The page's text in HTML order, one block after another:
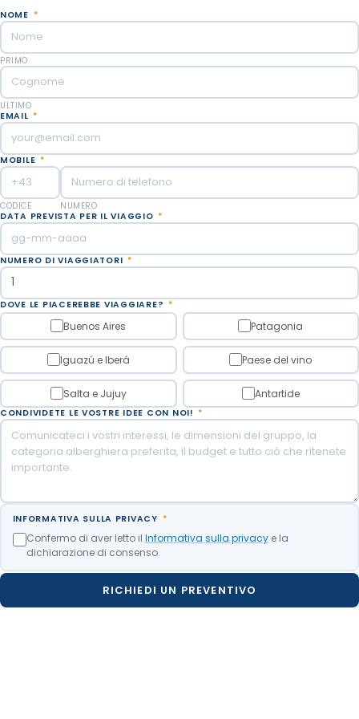
NOME *
PRIMO
ULTIMO
EMAIL *
MOBILE *
CODICE
NUMERO
DATA PREVISTA PER IL VIAGGIO *
NUMERO DI VIAGGIATORI *
DOVE LE PIACEREBBE VIAGGIARE? *
Buenos Aires Patagonia
Iguazú e Iberá Paese del vino
Salta e Jujuy Antartide
CONDIVIDETE LE VOSTRE IDEE CON NOI! *
INFORMATIVA SULLA PRIVACY *
Confermo di aver letto il Informativa sulla privacye la
dichiarazione di consenso.
RICHIEDI UN PREVENTIVO